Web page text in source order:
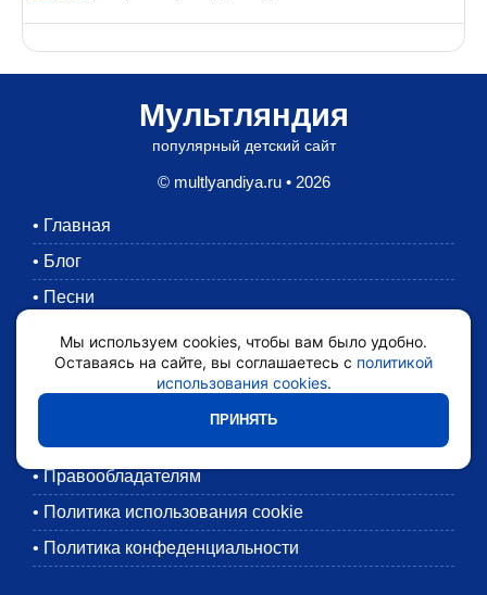
Мультляндия
популярный детский сайт
© multlyandiya.ru • 2026
• Главная
• Блог
• Песни
Раскраски
Картинки
•
•
• Правообладателям
• Политика использования cookie
• Политика конфеденциальности
Мы используем cookies, чтобы вам было удобно.
Оставаясь на сайте, вы соглашаетесь с политикой
использования cookies.
ПРИНЯТЬ